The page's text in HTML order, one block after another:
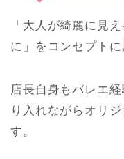
「大人が綺麗に見
に」をコンセプトに
店長自身もバレエ
り入れながらオリ
す。